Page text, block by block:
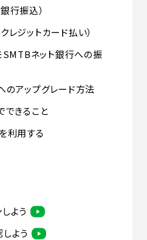
行振込）
レジットカード払い）
ネット銀行への振
のアップグレード方法
できること
利用する
よう
よう